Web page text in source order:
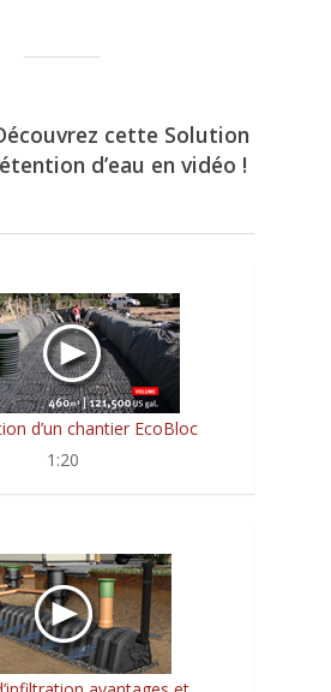
cette Solution
d’eau en vidéo !
d’un chantier EcoBloc
1:20